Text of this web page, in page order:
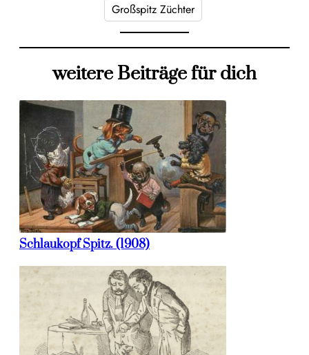
Großspitz Züchter
weitere Beiträge für dich
Schlaukopf Spitz. (1908)